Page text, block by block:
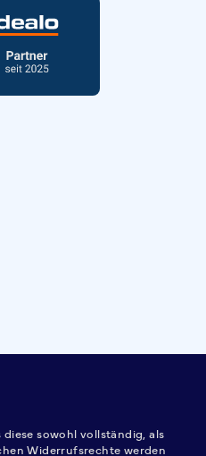
sowohl vollständig, als
Widerrufsrechte werden